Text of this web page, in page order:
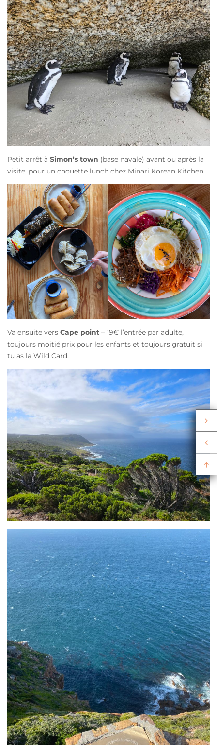
Petit arrêt à Simon’s town (base navale) avant ou après la
visite, pour un chouette lunch chez Minari Korean Kitchen.
Va ensuite vers Cape point – 19€ l’entrée par adulte,
toujours moitié prix pour les enfants et toujours gratuit si
tu as la Wild Card.